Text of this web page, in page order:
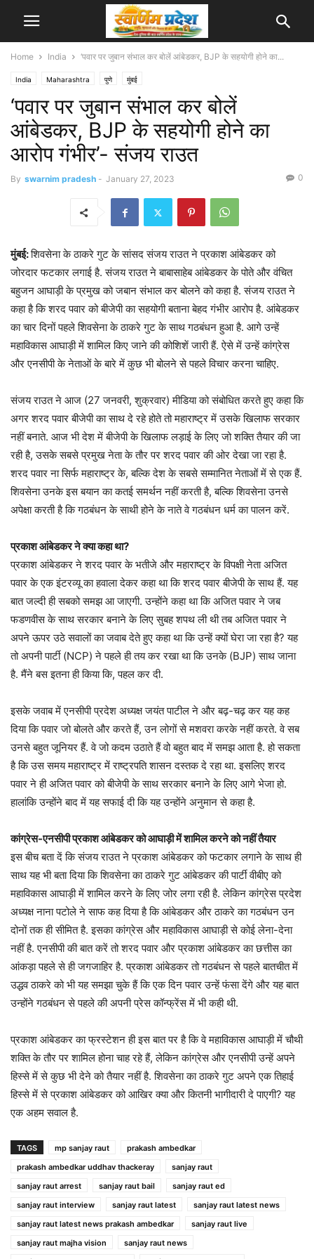
Home India ‘पवार पर जुबान संभाल कर बोलें आंबेडकर, BJP के सहयोगी होने का...
India Maharashtra पुणे मुंबई
‘पवार पर जुबान संभाल कर बोलें
आंबेडकर, BJP के सहयोगी होने का
आरोप गंभीर’- संजय राउत
By swarnim pradesh - January 27, 2023 0
मुंबई:शिवसेना के ठाकरे गुट के सांसद संजय राउत ने प्रकाश आंबेडकर को
जोरदार फटकार लगाई है. संजय राउत ने बाबासाहेब आंबेडकर के पोते और वंचित
बहुजन आघाड़ी के प्रमुख को जबान संभाल कर बोलने को कहा है. संजय राउत ने
कहा है कि शरद पवार को बीजेपी का सहयोगी बताना बेहद गंभीर आरोप है. आंबेडकर
का चार दिनों पहले शिवसेना के ठाकरे गुट के साथ गठबंधन हुआ है. आगे उन्हें
महाविकास आघाड़ी में शामिल किए जाने की कोशिशें जारी हैं. ऐसे में उन्हें कांग्रेस
और एनसीपी के नेताओं के बारे में कुछ भी बोलने से पहले विचार करना चाहिए.
संजय राउत ने आज (27 जनवरी, शुक्रवार) मीडिया को संबोधित करते हुए कहा कि
अगर शरद पवार बीजेपी का साथ दे रहे होते तो महाराष्ट्र में उसके खिलाफ सरकार
नहीं बनाते. आज भी देश में बीजेपी के खिलाफ लड़ाई के लिए जो शक्ति तैयार की जा
रही है, उसके सबसे प्रमुख नेता के तौर पर शरद पवार की ओर देखा जा रहा है.
शरद पवार ना सिर्फ महाराष्ट्र के, बल्कि देश के सबसे सम्मानित नेताओं में से एक हैं.
शिवसेना उनके इस बयान का कतई समर्थन नहीं करती है, बल्कि शिवसेना उनसे
अपेक्षा करती है कि गठबंधन के साथी होने के नाते वे गठबंधन धर्म का पालन करें.
प्रकाश आंबेडकर ने क्या कहा था?
प्रकाश आंबेडकर ने शरद पवार के भतीजे और महाराष्ट्र के विपक्षी नेता अजित
पवार के एक इंटरव्यू का हवाला देकर कहा था कि शरद पवार बीजेपी के साथ हैं. यह
बात जल्दी ही सबको समझ आ जाएगी. उन्होंने कहा था कि अजित पवार ने जब
फडणवीस के साथ सरकार बनाने के लिए सुबह शपथ ली थी तब अजित पवार ने
अपने ऊपर उठे सवालों का जवाब देते हुए कहा था कि उन्हें क्यों घेरा जा रहा है? यह
तो अपनी पार्टी (NCP) ने पहले ही तय कर रखा था कि उनके (BJP) साथ जाना
है. मैंने बस इतना ही किया कि, पहल कर दी.
इसके जवाब में एनसीपी प्रदेश अध्यक्ष जयंत पाटील ने और बढ़-चढ़ कर यह कह
दिया कि पवार जो बोलते और करते हैं, उन लोगों से मशवरा करके नहीं करते. वे सब
उनसे बहुत जूनियर हैं. वे जो कदम उठाते हैं वो बहुत बाद में समझ आता है. हो सकता
है कि उस समय महाराष्ट्र में राष्ट्रपति शासन दस्तक दे रहा था. इसलिए शरद
पवार ने ही अजित पवार को बीजेपी के साथ सरकार बनाने के लिए आगे भेजा हो.
हालांकि उन्होंने बाद में यह सफाई दी कि यह उन्होंने अनुमान से कहा है.
कांग्रेस-एनसीपी प्रकाश आंबेडकर को आघाड़ी में शामिल करने को नहीं तैयार
इस बीच बता दें कि संजय राउत ने प्रकाश आंबेडकर को फटकार लगाने के साथ ही
साथ यह भी बता दिया कि शिवसेना का ठाकरे गुट आंबेडकर की पार्टी वीबीए को
महाविकास आघाड़ी में शामिल करने के लिए जोर लगा रही है. लेकिन कांग्रेस प्रदेश
अध्यक्ष नाना पटोले ने साफ कह दिया है कि आंबेडकर और ठाकरे का गठबंधन उन
दोनों तक ही सीमित है. इसका कांग्रेस और महाविकास आघाड़ी से कोई लेना-देना
नहीं है. एनसीपी की बात करें तो शरद पवार और प्रकाश आंबेडकर का छत्तीस का
आंकड़ा पहले से ही जगजाहिर है. प्रकाश आंबेडकर तो गठबंधन से पहले बातचीत में
उद्धव ठाकरे को भी यह समझा चुके हैं कि एक दिन पवार उन्हें फंसा देंगे और यह बात
उन्होंने गठबंधन से पहले की अपनी प्रेस कॉन्फ्रेंस में भी कही थी.
प्रकाश आंबेडकर का फ्रस्टेशन ही इस बात पर है कि वे महाविकास आघाड़ी में चौथी
शक्ति के तौर पर शामिल होना चाह रहे हैं, लेकिन कांग्रेस और एनसीपी उन्हें अपने
हिस्से में से कुछ भी देने को तैयार नहीं है. शिवसेना का ठाकरे गुट अपने एक तिहाई
हिस्से में से प्रकाश आंबेडकर को आखिर क्या और कितनी भागीदारी दे पाएगी? यह
एक अहम सवाल है.
TAGS mp sanjay raut
prakash ambedkar
prakash ambedkar uddhav thackeray
sanjay raut
sanjay raut arrest
sanjay raut bail
sanjay raut ed
sanjay raut interview
sanjay raut latest
sanjay raut latest news
sanjay raut latest news prakash ambedkar
sanjay raut live
sanjay raut majha vision
sanjay raut news